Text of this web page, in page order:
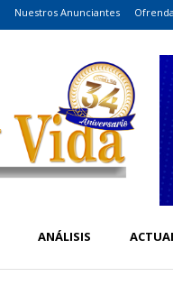
Nuestros Anunciantes
ANÁLISIS